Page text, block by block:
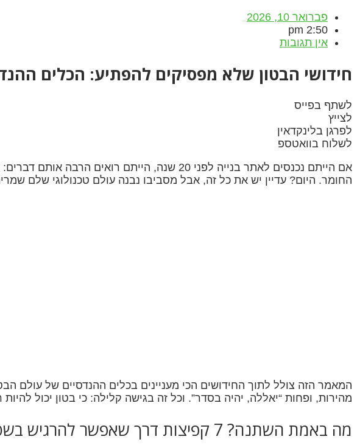
פברואר 10, 2026
2:50 pm
אין תגובות
חידושי הבטון שלא מפסיקים להפתיע: הכלים
לשתף בפייס
לצייץ
לפרגן בלינקדאין
לשלוח בוואטספ
אם הייתם נכנסים לאתר בנייה לפני 20 שנה,
החומר. היום? עדיין יש את כל זה, אבל מסביבו נבנה עולם טכנולוגי שלם
המאמר הזה צולל לתוך החידושים הכי מעניינים בכלים ההנדסיים של עולם
מהירות, ופחות “יאללה, יהיה בסדר”. וכל זה בגישה קלילה: כי בטון יכול
מה באמת השתנה? 7 קפיצות דרך שאפשר להרגיש בשטח